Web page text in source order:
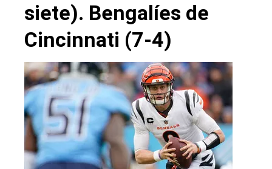
siete). Bengalíes de
Cincinnati (7-4)